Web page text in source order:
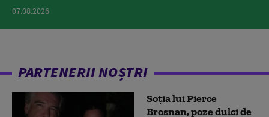
07.08.2026
PARTENERII NOȘTRI
Soția lui Pierce
Brosnan, poze dulci de